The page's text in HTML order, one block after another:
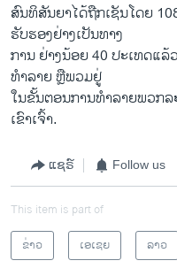
ສົນທິສັນ​ຍາ​ໄດ້​ຖືກ​ເຊັນໂດຍ
ຮັບຮອງຢ່າງເປັນທາງ
ການ ຢ່າງ​ນ້ອຍ 40 ປະ​ເທດແ
ທຳລາຍ ຫຼື​ພວມ​ຢູ່
ໃນຂັ້ນຕອນການ​ທຳລາຍ​ພວກ​
ເຂົາເຈົ້າ.
ແຊຣ໌ Follow us
This item is part of
ຂ່າວ
ເອເຊຍ ລາວ